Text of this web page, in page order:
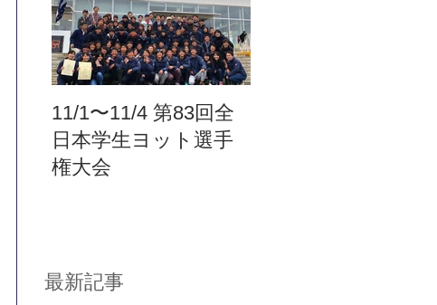
11/1〜11/4 第83回全
日本学生ヨット選手
権大会
最新記事